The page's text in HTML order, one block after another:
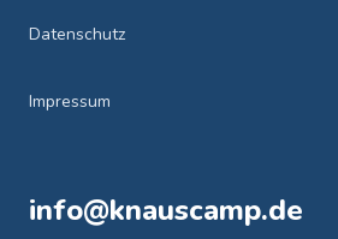
Datenschutz
Impressum
info@knauscamp.de